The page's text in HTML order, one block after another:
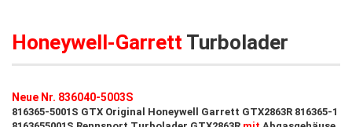
Honeywell-Garrett Turbolader
Neue Nr. 836040-5003S
816365-5001S GTX Original Honeywell Garrett GTX2863R 816365-1